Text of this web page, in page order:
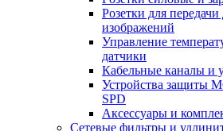
Розетки для
изображений
Управление
датчики
Кабельные каналы и
Устройства защиты
SPD
Аксессуары и
Сетевые фильтры и